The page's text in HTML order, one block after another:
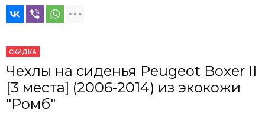
СКИДКА
Чехлы на сиденья Peugeot Boxer II
[3 места] (2006-2014) из экокожи
"Ромб"